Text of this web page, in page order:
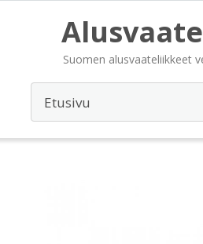
Suomen alusvaateliikkeet